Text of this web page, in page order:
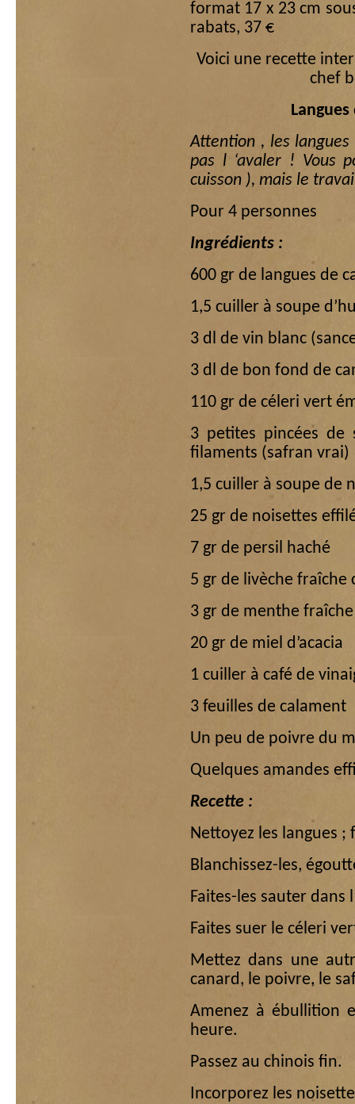
format 17 x 23 cm
rabats, 37 €
Voici une recette
chef
Attention , les
pas l ‘avaler ! Vous
cuisson ), mais le
Pour 4 personnes
Ingrédients :
600 gr de langues de
1,5 cuiller à soupe
3 dl de vin blanc
3 dl de bon fond de
110 gr de céleri vert
3 petites pincées de
filaments (safran vrai)
1,5 cuiller à soupe de
25 gr de noisettes
7 gr de persil haché
5 gr de livèche fraîche
3 gr de menthe
20 gr de miel d’acacia
1 cuiller à café de
3 feuilles de calament
Un peu de poivre du
Quelques amandes
Recette :
Nettoyez les langues ;
Blanchissez-les,
Faites-les sauter dans
Faites suer le céleri
Mettez dans une
canard, le poivre, le
Amenez à ébullition
heure.
Passez au chinois fin.
Incorporez les